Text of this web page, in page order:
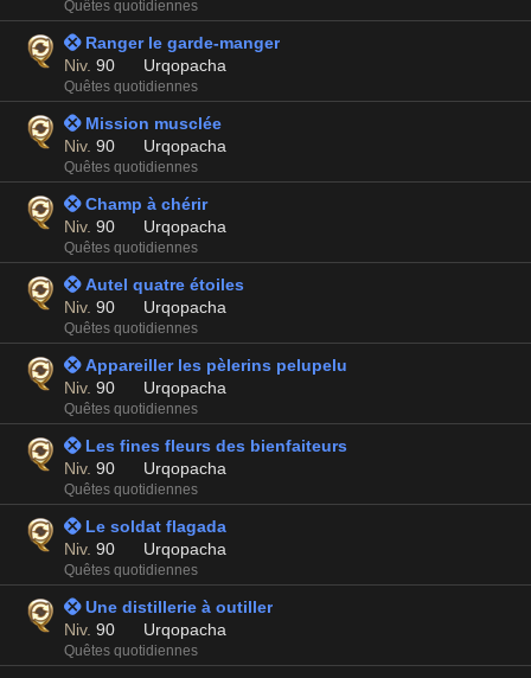
Quêtes quotidiennes
 Ranger le garde-manger
Niv. 90 Urqopacha
Quêtes quotidiennes
 Mission musclée
Niv. 90 Urqopacha
Quêtes quotidiennes
 Champ à chérir
Niv. 90 Urqopacha
Quêtes quotidiennes
 Autel quatre étoiles
Niv. 90 Urqopacha
Quêtes quotidiennes
 Appareiller les pèlerins pelupelu
Niv. 90 Urqopacha
Quêtes quotidiennes
 Les fines fleurs des bienfaiteurs
Niv. 90 Urqopacha
Quêtes quotidiennes
 Le soldat flagada
Niv. 90 Urqopacha
Quêtes quotidiennes
 Une distillerie à outiller
Niv. 90 Urqopacha
Quêtes quotidiennes